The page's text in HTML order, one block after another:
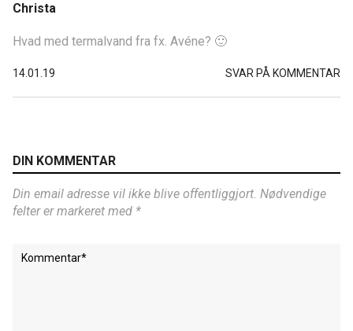
Christa
Hvad med termalvand fra fx. Avéne? 🙂
14.01.19 SVAR PÅ KOMMENTAR
DIN KOMMENTAR
Din email adresse vil ikke blive offentliggjort. Nødvendige
felter er markeret med *